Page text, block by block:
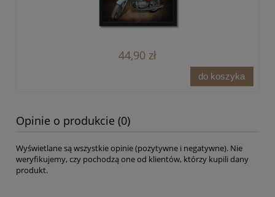
44,90 zł
do koszyka
Opinie o produkcie (0)
Wyświetlane są wszystkie opinie (pozytywne i negatywne). Nie
weryfikujemy, czy pochodzą one od klientów, którzy kupili dany
produkt.